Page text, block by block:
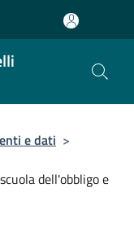
e dati >
dell'obbligo e